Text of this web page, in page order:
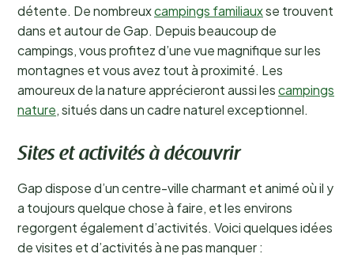
détente. De nombreuxcampings familiauxse trouvent
dans et autour de Gap. Depuis beaucoup de
campings, vous profitez d’une vue magnifique sur les
montagnes et vous avez tout à proximité. Les
amoureux de la nature apprécieront aussi lescampings
nature, situés dans un cadre naturel exceptionnel.
Sites et activités à découvrir
Gap dispose d’un centre-ville charmant et animé où il y
a toujours quelque chose à faire, et les environs
regorgent également d’activités. Voici quelques idées
de visites et d’activités à ne pas manquer :